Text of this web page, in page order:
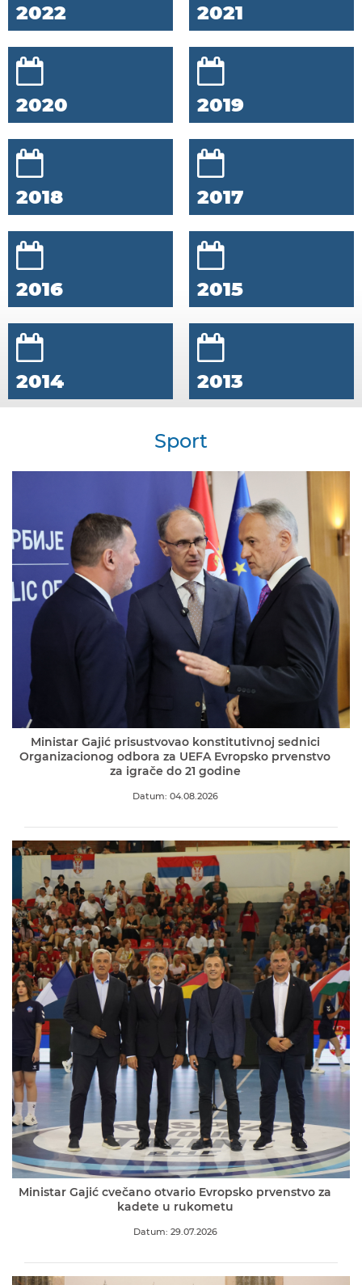
2022 2021
2020 2019
2018 2017
2016 2015
2014 2013
Sport
Ministar Gajić prisustvovao konstitutivnoj sednici
Organizacionog odbora za UEFA Evropsko prvenstvo
za igrače do 21 godine
Datum: 04.08.2026
Ministar Gajić cvečano otvario Evropsko prvenstvo za
kadete u rukometu
Datum: 29.07.2026